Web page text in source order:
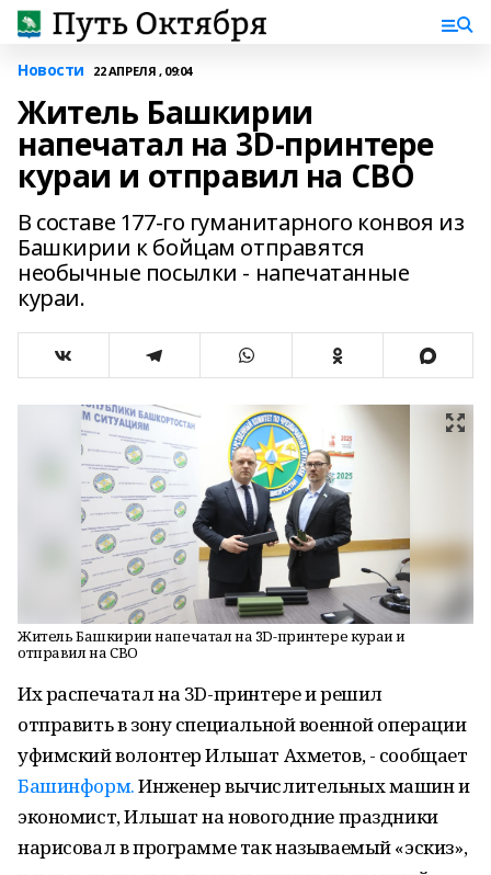
Новости 22 АПРЕЛЯ , 09:04
Житель Башкирии
напечатал на 3D-принтере
кураи и отправил на СВО
В составе 177-го гуманитарного конвоя из
Башкирии к бойцам отправятся
необычные посылки - напечатанные
кураи.
Житель Башкирии напечатал на 3D-принтере кураи и
отправил на СВО
Их распечатал на 3D-принтере и решил
отправить в зону специальной военной операции
уфимский волонтер Ильшат Ахметов, - сообщает
Башинформ.Инженер вычислительных машин и
экономист, Ильшат на новогодние праздники
нарисовал в программе так называемый «эскиз»,